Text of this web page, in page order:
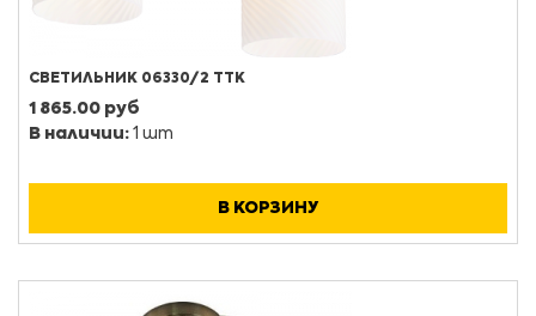
СВЕТИЛЬНИК 06330/2 ТТК
1 865.00 руб
В наличии: 1 шт
В КОРЗИНУ